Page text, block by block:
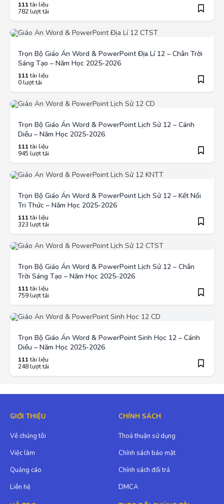
111tài liệu
782 lượt tải
Trọn Bộ Giáo Án Word & PowerPoint Địa Lí 12 – Chân Trời
Sáng Tạo – Năm Học 2025-2026
111tài liệu
0 lượt tải
Trọn Bộ Giáo Án Word & PowerPoint Lịch Sử 12 – Cánh
Diều – Năm Học 2025-2026
111tài liệu
945 lượt tải
Trọn Bộ Giáo Án Word & PowerPoint Lịch Sử 12 – Kết Nối
Tri Thức – Năm Học 2025-2026
111tài liệu
323 lượt tải
Trọn Bộ Giáo Án Word & PowerPoint Lịch Sử 12 – Chân
Trời Sáng Tạo – Năm Học 2025-2026
111tài liệu
759 lượt tải
Trọn Bộ Giáo Án Word & PowerPoint Sinh Học 12 – Cánh
Diều – Năm Học 2025-2026
111tài liệu
248 lượt tải
GIỚI THIỆU
Về chúng tôi
Việc làm
Quảng cáo
Liên hệ
CHÍNH SÁCH
Thoả thuận sử dụng
Chính sách bảo mật
Chính sách đổi trả
DMCA